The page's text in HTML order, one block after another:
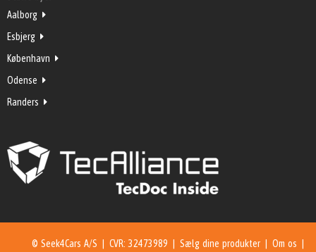
Aalborg
Esbjerg
København
Odense
Randers
© Seek4Cars A/S | CVR: 32473989 | Sælg dine produkter Om os